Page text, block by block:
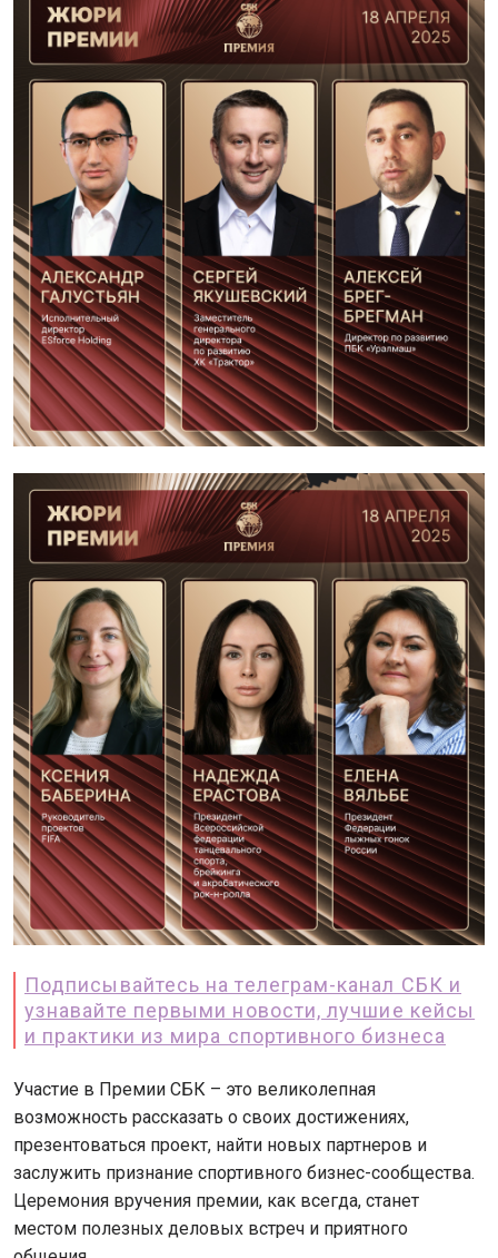
Подписывайтесь на телеграм-канал СБК и
узнавайте первыми новости, лучшие кейсы
и практики из мира спортивного бизнеса
Участие в Премии СБК – это великолепная
возможность рассказать о своих достижениях,
презентоваться проект, найти новых партнеров и
заслужить признание спортивного бизнес-сообщества.
Церемония вручения премии, как всегда, станет
местом полезных деловых встреч и приятного